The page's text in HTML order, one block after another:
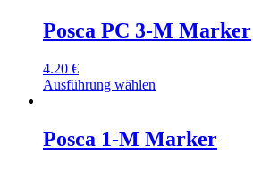
Posca PC 3-M Marker
4.20 €
Ausführung wählen
Posca 1-M Marker